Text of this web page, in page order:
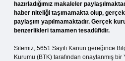
hazırladığımız makaleler
haber niteliği taşımamakta olup,
paylaşım yapılmamaktadır. Gerçek
benzerlikleri tamamen tesadüfidir.
Sitemiz, 5651 Sayılı Kanun gereğince
Kurumu (BTK) tarafından onaylanmış bir